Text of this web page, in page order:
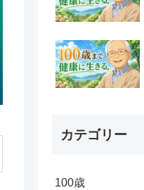
カテゴリー
100歳